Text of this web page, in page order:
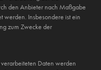
den Anbieter nach Maßgabe
werden. Insbesondere ist ein
zum Zwecke der
Daten werden